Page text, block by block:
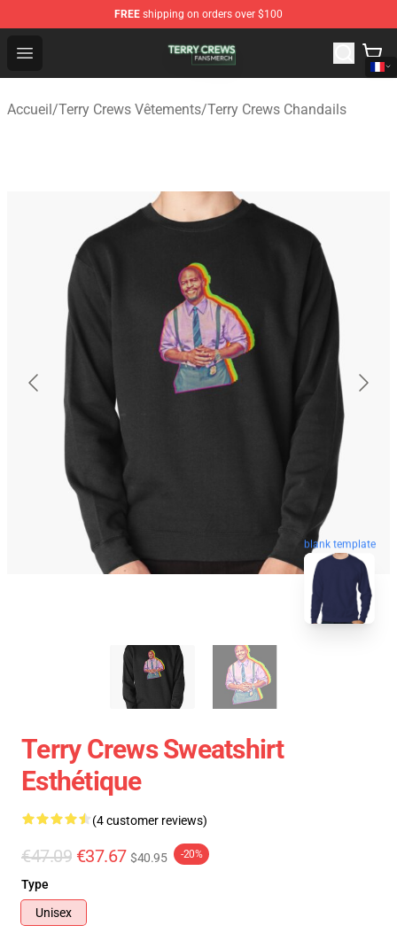
FREE shipping on orders over $100
Open menu
Terry Crews Shop - Official Terry Crews Merchandise
Accueil/Terry Crews Vêtements/Terry Crews Chandails
blank template
Terry Crews Sweatshirt
Esthétique
(4 customer reviews)
€47.09 €37.67 $40.95 -20%
Type
Unisex